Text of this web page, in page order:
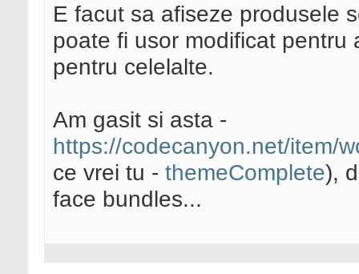
E facut sa afiseze produsele
poate fi usor modificat
pentru celelalte.
Am gasit si asta -
https://codecanyon.net/item/
ce vrei tu - themeComplete),
face bundles...